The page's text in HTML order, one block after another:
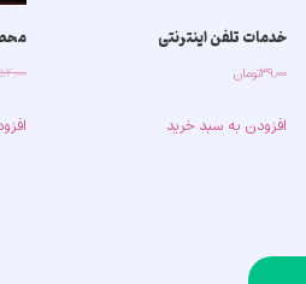
خدمات تلفن اینترنتی
۳۹,۰۰۰تومان
افزودن به سبد خرید